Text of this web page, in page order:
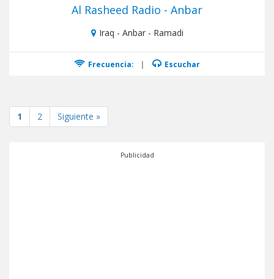
Al Rasheed Radio - Anbar
Iraq - Anbar - Ramadi
Frecuencia: | Escuchar
1 2 Siguiente »
Publicidad